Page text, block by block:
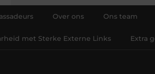
Over ons Ons team
met Sterke Externe Links Extra